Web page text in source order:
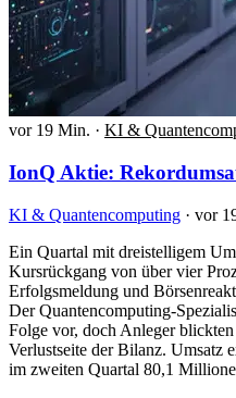
vor 19 Min. · KI &
IonQ Aktie:
KI & Quantencomputing · vor
Ein Quartal mit dreistelligem
Kursrückgang von über vier
Erfolgsmeldung und
Der Quantencomputing-
Folge vor, doch Anleger
Verlustseite der Bilanz. Umsatz
im zweiten Quartal 80,1